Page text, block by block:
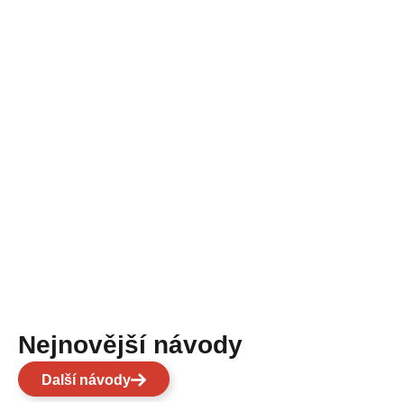
Nejnovější návody
Další návody